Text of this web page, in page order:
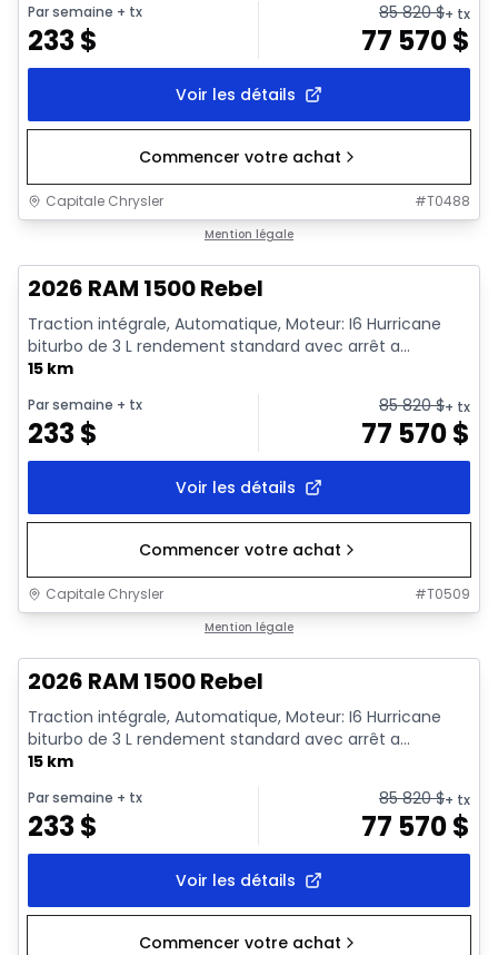
Par semaine + tx
233$
85 820$+ tx
77 570$
Voir les détails
Commencer votre achat
Capitale Chrysler #T0488
Mention légale
2026 RAM 1500 Rebel
Traction intégrale, Automatique, Moteur: I6 Hurricane
biturbo de 3 L rendement standard avec arrêt a...
15 km
Par semaine + tx
233$
85 820$+ tx
77 570$
Voir les détails
Commencer votre achat
Capitale Chrysler #T0509
Mention légale
2026 RAM 1500 Rebel
Traction intégrale, Automatique, Moteur: I6 Hurricane
biturbo de 3 L rendement standard avec arrêt a...
15 km
Par semaine + tx
233$
85 820$+ tx
77 570$
Voir les détails
Commencer votre achat